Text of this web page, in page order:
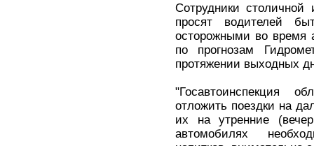
Сотрудники столичной
просят водителей
осторожными во время
по прогнозам
протяжении выходных
"Госавтоинспекция
отложить поездки на
их на утренние
автомобилях